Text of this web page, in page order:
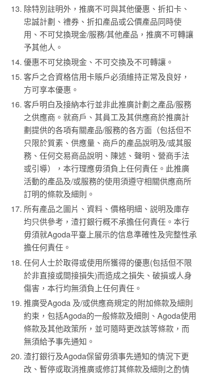
除特別註明外，推廣不可與其他優惠、折扣卡、
忠誠計劃、禮券、折扣產品或公價產品同時使
用、不可兌換現金/服務/其他產品，推廣不可轉讓
予其他人。
優惠不可兌換現金、不可交換及不可轉讓。
客戶之合資格信用卡賬戶必須維持正常及良好，
方可享本優惠。
客戶明白及接納本行並非此推廣計劃之產品/服務
之供應商。就商戶、其員工及其供應商於推廣計
劃提供的各項有關產品/服務的各方面（包括但不
只限於質素、供應量、商戶的產品說明及/或其服
務、任何交易商品說明、陳述、聲明、營商手法
或引導），本行理應毋須負上任何責任。此推廣
活動的產品及/或服務的使用須遵守相關供應商所
訂明的條款及細則。
所有產品之圖片、資料、價格明細、説明及庫存
均只供參考，渣打銀行概不承擔任何責任。本行
毋須就Agoda平臺上展示的信息準確性及完整性承
擔任何責任。
任何人士於取得或使用所獲得的優惠(包括但不限
於非直接或間接損失)而造成之損失、破損或人身
傷害，本行均無須負上任何責任。
推廣受Agoda 及/或供應商規定的附加條款及細則
約束，包括Agoda的一般條款及細則、Agoda使用
條款及其他政策所，並可隨時更改該等條款，而
無須給予事先通知。
渣打銀行及Agoda保留毋須事先通知的情況下更
改、暫停或取消推廣或修訂其條款及細則之酌情